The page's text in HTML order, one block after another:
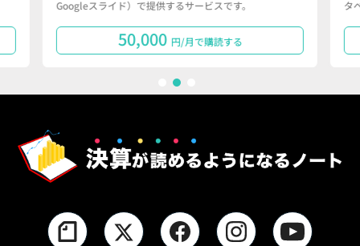
Googleスライド）で提供するサービスです。
50,000 円/月で購読する
タ